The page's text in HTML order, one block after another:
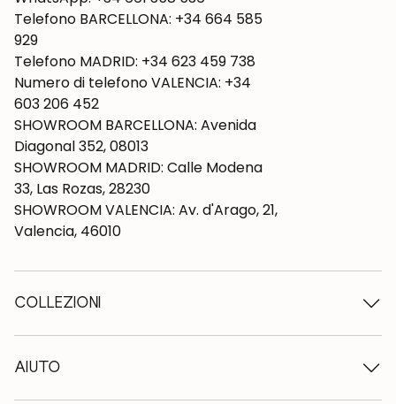
Telefono BARCELLONA: +34 664 585
929
Telefono MADRID: +34 623 459 738
Numero di telefono VALENCIA: +34
603 206 452
SHOWROOM BARCELLONA: Avenida
Diagonal 352, 08013
SHOWROOM MADRID: Calle Modena
33, Las Rozas, 28230
SHOWROOM VALENCIA: Av. d'Arago, 21,
Valencia, 46010
COLLEZIONI
Tavoli in legno
Tavoli allungabili
Sedie in legno
AIUTO
Chi siamo